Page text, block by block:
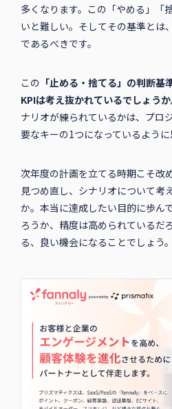
多くなります。この「やめる」「
いと難しい。そしてその基準とは
であるべきです。
この 「止める・捨てる」の判断基
KPIは考え抜かれているでしょうか
ナリオが練られているかは、プロ
要なキーの1つになっているように
次年度の計画を立てる時期こそ改
見つめ直し、シナリオについて考
か。本当に達成したい目的に歩ん
ろうか、精度は高められている
る、良い機会になることでしょう。